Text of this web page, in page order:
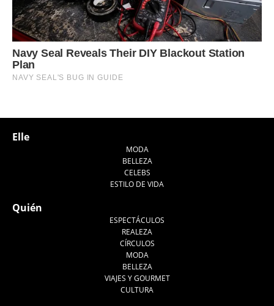
Elle
MODA
BELLEZA
CELEBS
ESTILO DE VIDA
Quién
ESPECTÁCULOS
REALEZA
CÍRCULOS
MODA
BELLEZA
VIAJES Y GOURMET
CULTURA